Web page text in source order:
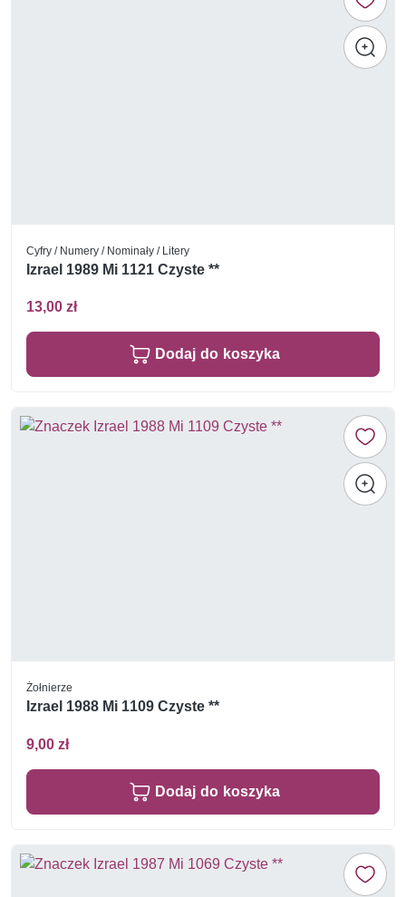
Cyfry / Numery / Nominały / Litery
Izrael 1989 Mi 1121 Czyste **
13,00 zł
Dodaj do koszyka
Żołnierze
Izrael 1988 Mi 1109 Czyste **
9,00 zł
Dodaj do koszyka